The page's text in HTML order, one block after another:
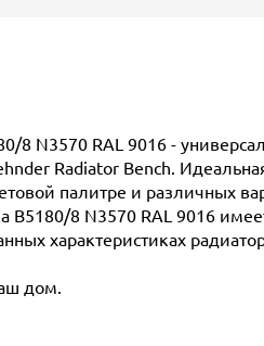
8 N3570 RAL 9016 -
Radiator Bench.
палитре и различных
B5180/8 N3570 RAL 9016
характеристиках
дом.